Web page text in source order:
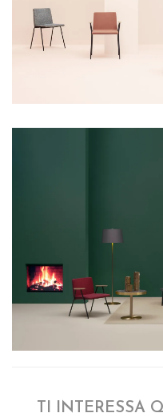
TI INTERESSA